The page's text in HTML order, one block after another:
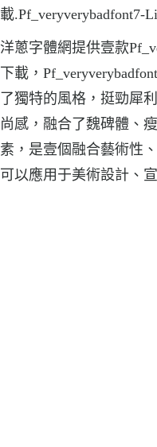
載.Pf_veryverybadfont7-
洋蔥字體網提供壹款
下載，
了獨特的風格，挺勁犀
尚感，融合了魏碑體、
素，是壹個融合藝術性
可以應用于美術設計、